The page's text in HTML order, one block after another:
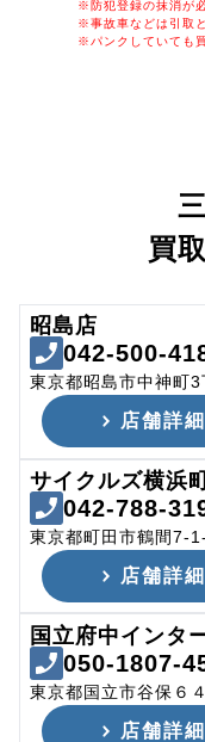
※防犯登録の抹消が必
※事故車などは引取
※パンクしていても
買
昭島店
042-500-
東京都昭島市中神町
店舗詳細
サイクルズ横浜
042-788-
東京都町田市鶴間7-
店舗詳細
国立府中インタ
050-1807-
東京都国立市谷保６
店舗詳細